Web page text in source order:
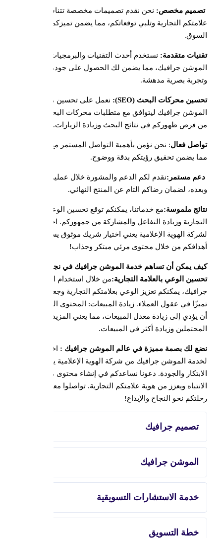
تصميم جرافيك
الموشن جرافيك
خدمة الاستشارات التسويقية
خطة التسويق
تصميم مخصص: نحن نقدم تصميمات مخصصة تتناسب مع هوية
علامتكم التجارية وتلبي توقعاتكم، مما يضمن تميزكم في
السوق.
تقنيات متقدمة: نستخدم أحدث التقنيات والبرمجيات في إنتاج
الموشن جرافيك، مما يضمن لك الحصول على جودة عالية
وتجربة بصرية مدهشة.
تحسين محركات البحث (SEO):
نعمل على تحسين محتوى
الموشن جرافيك ليتوافق مع متطلبات محركات البحث، مما يزيد
من فرص ظهوركم في نتائج البحث وزيادة الزيارات.
تواصل فعال: نحن نؤمن بأهمية التواصل المستمر مع عملائنا،
مما يضمن تحقيق رؤيتكم بدقة ووضوح.
دعم مستمر:نقدم لكم الدعم والمشورة خلال عملية الإنتاج
وبعده، لضمان رضاكم التام عن المنتج النهائي.
نتائج ملموسة:مع خدماتنا، يمكنكم توقع تحسين الوعي بالعلامة
التجارية وزيادة التفاعل والمشاركة من جمهوركم. اختياركم
لشركة الهوية الإعلامية يعني اختيار شريك موثوق يسعى لتحقيق
أهدافكم من خلال محتوى مرئي مبتكر وجذاب!
كيف يمكن أن تساهم خدمة الموشن جرافيك في نجاح عملكم؟
تحسين الوعي بالعلامة التجارية:من خلال استخدام الموشن
جرافيك، يمكنكم تعزيز الوعي بعلامتكم التجارية وجعلها أكثر
تميزًا في عقول العملاء. زيادة المبيعات: المحتوى الجذاب يمكن
أن يؤدي إلى زيادة معدل المبيعات، مما يعني المزيد من العملاء
المحتملين وزيادة أكثر في المبيعات.
نضع لك بصمة مميزة في عالم الموشن جرافيك : اختياركم
لخدمة الموشن جرافيك من شركة الهوية الإعلامية يعني اختيار
الابتكار والجودة. دعونا نساعدكم في إنشاء محتوى مرئي يجذب
الانتباه ويعزز من هوية علامتكم التجارية. تواصلوا معنا اليوم لبدء
رحلتكم نحو النجاح والإبداع!